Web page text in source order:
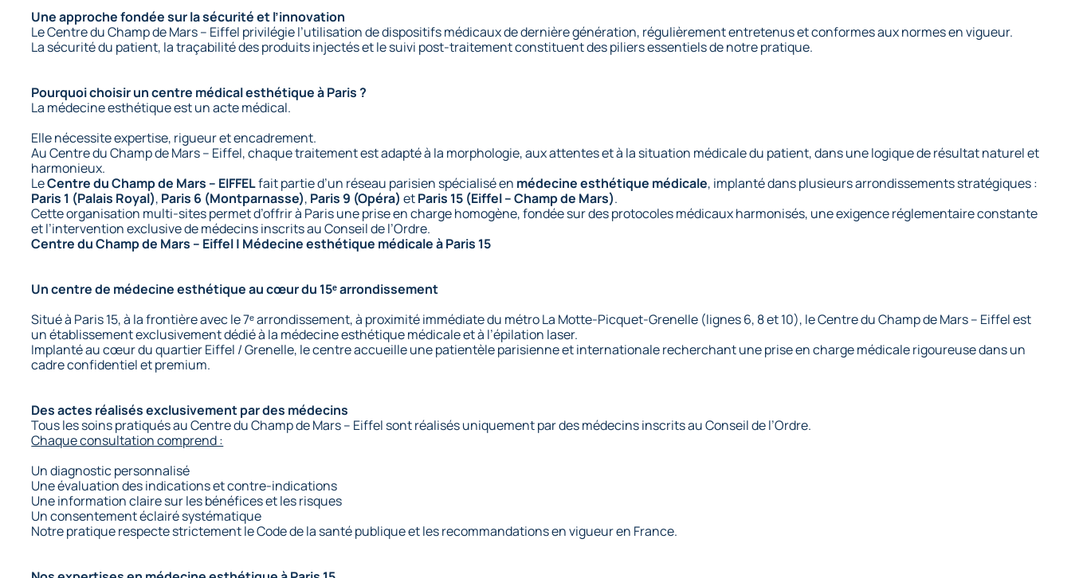
Une approche fondée sur la sécurité et l’innovation
Le Centre du Champ de Mars – Eiffel privilégie l’utilisation de dispositifs médicaux de dernière génération, régulièrement entretenus et conformes aux normes en vigueur.
La sécurité du patient, la traçabilité des produits injectés et le suivi post-traitement constituent des piliers essentiels de notre pratique.
Pourquoi choisir un centre médical esthétique à Paris ?
La médecine esthétique est un acte médical.
Elle nécessite expertise, rigueur et encadrement.
Au Centre du Champ de Mars – Eiffel, chaque traitement est adapté à la morphologie, aux attentes et à la situation médicale du patient, dans une logique de résultat naturel et
harmonieux.
LeCentre du Champ de Mars – EIFFELfait partie d’un réseau parisien spécialisé en médecine esthétique médicale, implanté dans plusieurs arrondissements stratégiques :
Paris 1 (Palais Royal), Paris 6 (Montparnasse), Paris 9 (Opéra) etParis 15 (Eiffel – Champ de Mars).
Cette organisation multi-sites permet d’offrir à Paris une prise en charge homogène, fondée sur des protocoles médicaux harmonisés, une exigence réglementaire constante
et l’intervention exclusive de médecins inscrits au Conseil de l’Ordre.
Centre du Champ de Mars – Eiffel | Médecine esthétique médicale à Paris 15
Un centre de médecine esthétique au cœur du 15ᵉ arrondissement
Situé à Paris 15, à la frontière avec le 7ᵉ arrondissement,à proximité immédiate du métro La Motte-Picquet-Grenelle (lignes 6, 8 et 10), le Centre du Champ de Mars – Eiffel est
un établissement exclusivement dédié à la médecine esthétique médicale et à l’épilation laser.
Implanté au cœur du quartier Eiffel / Grenelle, le centre accueille une patientèle parisienne et internationale recherchant une prise en charge médicale rigoureuse dans un
cadre confidentiel et premium.
Des actes réalisés exclusivement par des médecins
Tous les soins pratiqués au Centre du Champ de Mars – Eiffel sont réalisés uniquement par des médecins inscrits au Conseil de l’Ordre.
Chaque consultation comprend :
Un diagnostic personnalisé
Une évaluation des indications et contre-indications
Une information claire sur les bénéfices et les risques
Un consentement éclairé systématique
Notre pratique respecte strictement le Code de la santé publique et les recommandations en vigueur en France.